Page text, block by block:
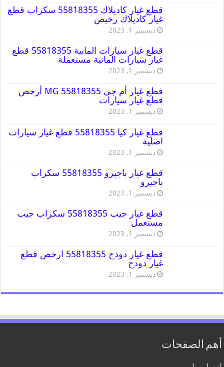
قطع غيار كاديلاك 55818355 سكراب قطع
غيار كاديلاك رخيص
ديسمبر 1, 2023
قطع غيار سيارات المانية 55818355 قطع
غيار سيارات المانية مستعملة
ديسمبر 1, 2023
قطع غيار أم جي MG 55818355 أرخص
قطع غيار سيارات
ديسمبر 1, 2023
قطع غيار كيا 55818355 قطع غيار سيارات
اصلية
ديسمبر 1, 2023
قطع غيار باجيرو 55818355 سكراب
باجيرو
ديسمبر 1, 2023
قطع غيار جيب 55818355 سكراب جيب
مستعمل
ديسمبر 1, 2023
قطع غيار دودج 55818355 ارخص قطع
غيار دودج
ديسمبر 1, 2023
أهم الصفحات